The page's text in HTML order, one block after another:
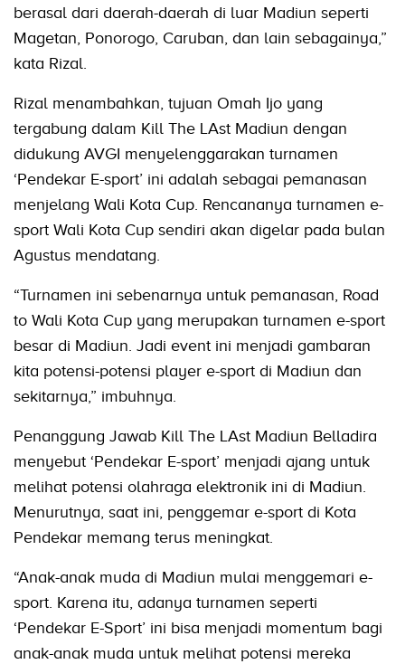
berasal dari daerah-daerah di luar Madiun seperti
Magetan, Ponorogo, Caruban, dan lain sebagainya,”
kata Rizal.
Rizal menambahkan, tujuan Omah Ijo yang
tergabung dalam Kill The LAst Madiun dengan
didukung AVGI menyelenggarakan turnamen
‘Pendekar E-sport’ ini adalah sebagai pemanasan
menjelang Wali Kota Cup. Rencananya turnamen e-
sport Wali Kota Cup sendiri akan digelar pada bulan
Agustus mendatang.
“Turnamen ini sebenarnya untuk pemanasan, Road
to Wali Kota Cup yang merupakan turnamen e-sport
besar di Madiun. Jadi event ini menjadi gambaran
kita potensi-potensi player e-sport di Madiun dan
sekitarnya,” imbuhnya.
Penanggung Jawab Kill The LAst Madiun Belladira
menyebut ‘Pendekar E-sport’ menjadi ajang untuk
melihat potensi olahraga elektronik ini di Madiun.
Menurutnya, saat ini, penggemar e-sport di Kota
Pendekar memang terus meningkat.
“Anak-anak muda di Madiun mulai menggemari e-
sport. Karena itu, adanya turnamen seperti
‘Pendekar E-Sport’ ini bisa menjadi momentum bagi
anak-anak muda untuk melihat potensi mereka